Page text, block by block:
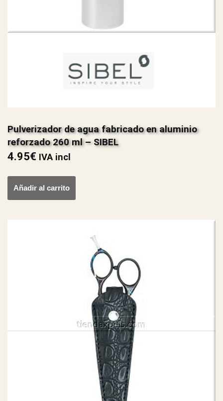
Pulverizador de agua fabricado en aluminio
reforzado 260 ml – SIBEL
4.95€ IVA incl
Añadir al carrito